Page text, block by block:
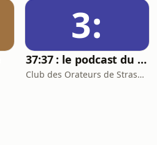
3:
37:37 : le podcast du Club des Orateurs de Strasbourg
Club des Orateurs de Strasbourg